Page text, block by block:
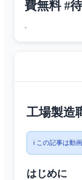
費無料 #
-
工場製造
ℹ️ この記事は動
はじめに